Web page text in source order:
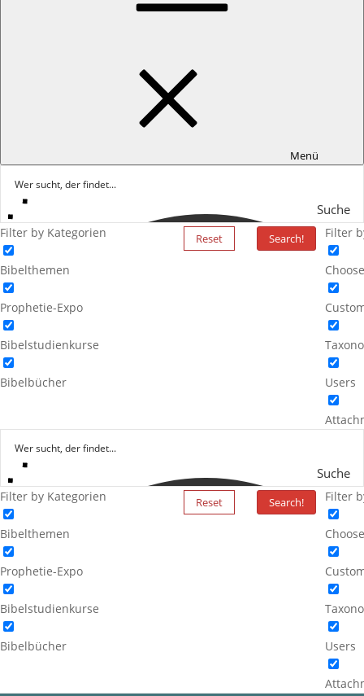
Menü
Suche
Filter by Kategorien
Bibelthemen
Prophetie-Expo
Bibelstudienkurse
Bibelbücher
Reset Search! Filter
Users
Suche
Filter by Kategorien
Bibelthemen
Prophetie-Expo
Bibelstudienkurse
Bibelbücher
Reset Search! Filter
Users